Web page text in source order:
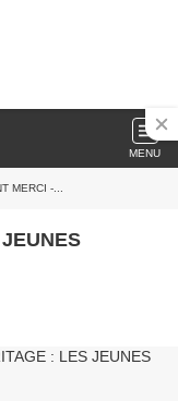
MENU
MERCI -...